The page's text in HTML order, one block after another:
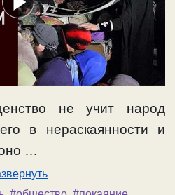
не учит народ
в нераскаянности и
…